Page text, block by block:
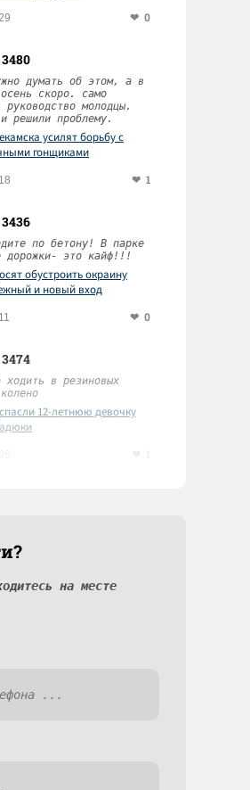
0
думать об этом, а в
скоро. само
руководство молодцы.
решили проблему.
усилят борьбу с
гонщиками
1
по бетону! В парке
дорожки- это кайф!!!
обустроить окраину
и новый вход
0
ходить в резиновых
12-летнюю девочку
на месте